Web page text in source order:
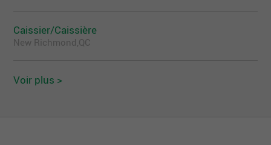
Caissier/Caissière
New Richmond,QC
Voir plus >